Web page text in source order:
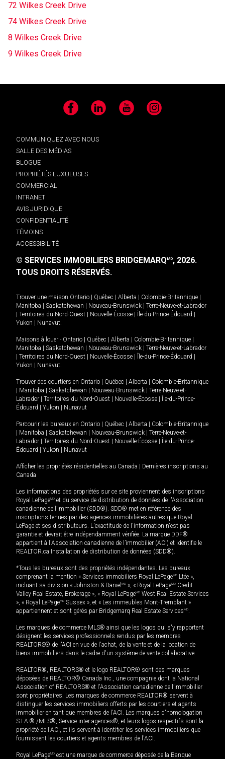
72 Wilkes Creek Drive
74 Wilkes Creek Drive
8 Wilkes Creek Drive
9 Wilkes Creek Drive
Facebook LinkedIn YouTube Instagram
COMMUNIQUEZ AVEC NOUS
SALLE DES MÉDIAS
BLOGUE
PROPRIÉTÉS LUXUEUSES
COMMERCIAL
INTRANET
AVIS JURIDIQUE
CONFIDENTIALITÉ
TÉMOINS
ACCESSIBILITÉ
© SERVICES IMMOBILIERS BRIDGEMARQMD, 2026.
TOUS DROITS RÉSERVÉS.
Trouver une maison Ontario Québec Alberta Colombie-Britannique
Manitoba
Saskatchewan Nouveau-Brunswick
Terre-Neuve-et-Labrador
Territoires du Nord-Ouest Nouvelle-Écosse Île-du-Prince-Édouard
Yukon
Nunavut.
Maisons à louer - Ontario Québec Alberta Colombie-Britannique
Manitoba
Saskatchewan Nouveau-Brunswick
Terre-Neuve-et-Labrador
Territoires du Nord-Ouest Nouvelle-Écosse Île-du-Prince-Édouard
Yukon
Nunavut.
Trouver des courtiers en Ontario Québec Alberta
Colombie-Britannique
Manitoba Saskatchewan Nouveau-Brunswick
Terre-Neuve-et-
Labrador
Territoires du Nord-Ouest Nouvelle-Écosse
Île-du-Prince-
Édouard
Yukon Nunavut
Parcourir les bureaux en Ontario Québec Alberta
Colombie-Britannique
Manitoba Saskatchewan Nouveau-Brunswick
Terre-Neuve-et-
Labrador
Territoires du Nord-Ouest Nouvelle-Écosse
Île-du-Prince-
Édouard
Yukon Nunavut
Afficher les propriétés résidentielles au Canada
Dernières inscriptions au
Canada
Les informations des propriétés sur ce site proviennent des inscriptions
Royal LePageMD et du service de distribution de données de l'Association
canadienne de l’immobilier (SDD®). SDD® met en référence des
inscriptions tenues par des agences immobilières autres que Royal
LePage et ses distributeurs. L'exactitude de l'information n'est pas
garantie et devrait être indépendamment vérifiée. La marque DDF®
appartient à l'Association canadienne de l’immobilier (ACI) et identifie le
REALTOR.ca Installation de distribution de données (SDD®).
*Tous les bureaux sont des propriétés indépendantes. Les bureaux
comprenant la mention « Services immobiliers Royal LePageMD Ltée »,
incluant sa division « Johnston & Daniel MD », « Royal LePageMD Credit
Valley Real Estate, Brokerage », « Royal LePageMD West Real Estate Services
», « Royal LePageMD Sussex », et « Les immeubles Mont-Tremblant »
appartiennent et sont gérés par Bridgemarq Real Estate ServicesMD.
Les marques de commerce MLS® ainsi que les logos qui s'y rapportent
désignent les services professionnels rendus par les membres
REALTORS® de l'ACI en vue de l'achat, de la vente et de la location de
biens immobiliers dans le cadre d'un système de vente collaborative.
REALTOR®, REALTORS® et le logo REALTOR® sont des marques
déposées de REALTOR® Canada Inc., une compagnie dont la National
Association of REALTORS® et l'Association canadienne de l’immobilier
sont propriétaires. Les marques de commerce REALTOR® servent à
distinguer les services immobiliers offerts par les courtiers et agents
immobilier en tant que membres de l'ACI. Les marques d'homologation
S.I.A.® /MLS®, Service inter-agences®, et leurs logos respectifs sont la
propriété de l'ACI, et ils servent à identifier les services immobiliers que
fournissent les courtiers et agents membres de l'ACI.
Royal LePageMD est une marque de commerce déposée de la Banque